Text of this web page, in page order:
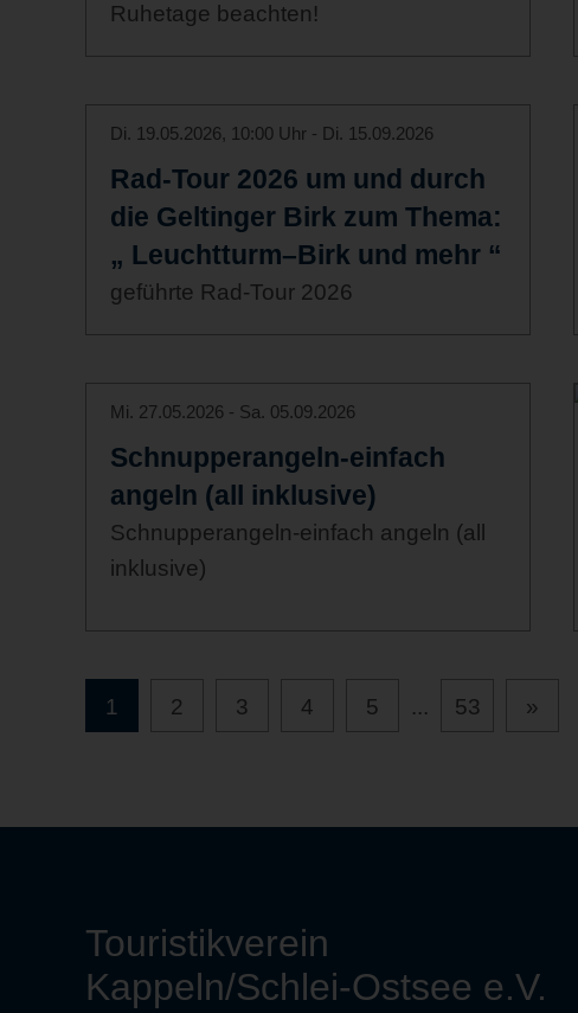
Ruhetage beachten!
Di. 19.05.2026, 10:00 Uhr - Di. 15.09.2026
Rad-Tour 2026 um und durch
die Geltinger Birk zum Thema:
„ Leuchtturm–Birk und mehr “
geführte Rad-Tour 2026
Mi. 27.05.2026 - Sa. 05.09.2026
Schnupperangeln-einfach
angeln (all inklusive)
Schnupperangeln-einfach angeln (all
inklusive)
1 2 3 4 5 ... 53 »
Touristikverein
Kappeln/Schlei-Ostsee e.V.